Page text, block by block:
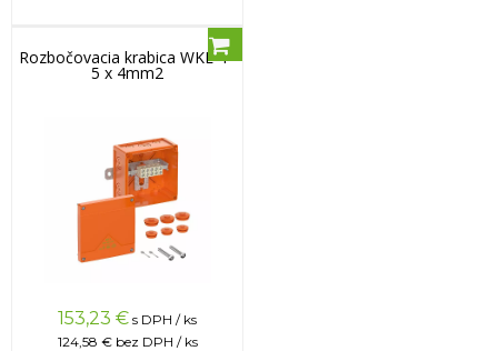
Rozbočovacia krabica WKE 4 -
5 x 4mm2
153,23 € s DPH / ks
124,58 € bez DPH / ks